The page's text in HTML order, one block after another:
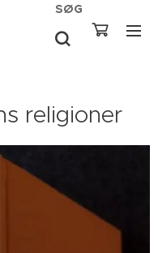
SØG
religioner